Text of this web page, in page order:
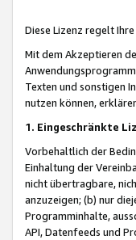
Diese Lizenz regelt
Mit dem Akzeptieren
Texten und sonstigen
nutzen können,
1. Eingeschränkte
Vorbehaltlich der
Einhaltung der
nicht übertragbare,
anzuzeigen; (b) nur
Programminhalte,
API, Datenfeeds und